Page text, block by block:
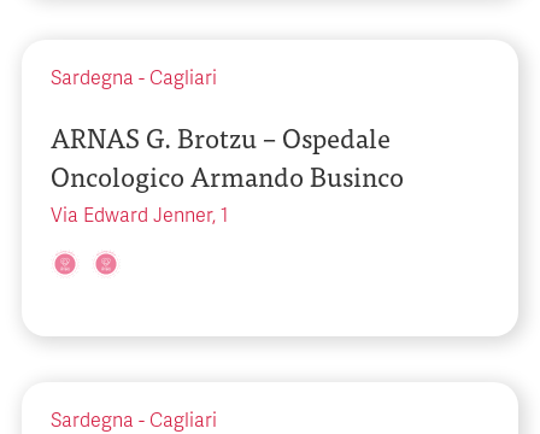
Sardegna - Cagliari
ARNAS G. Brotzu – Ospedale
Oncologico Armando Businco
Via Edward Jenner, 1
Sardegna - Cagliari